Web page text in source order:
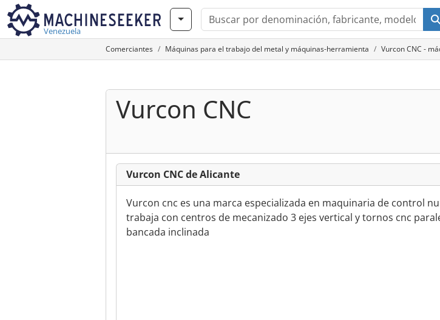
Venezuela
Comerciantes Máquinas para el trabajo del metal y máquinas-herramienta Vurcon CNC -
Vurcon CNC
Vurcon CNC de Alicante
Vurcon cnc es una marca especializada en maquinaria de control
trabaja con centros de mecanizado 3 ejes vertical y tornos cnc
bancada inclinada